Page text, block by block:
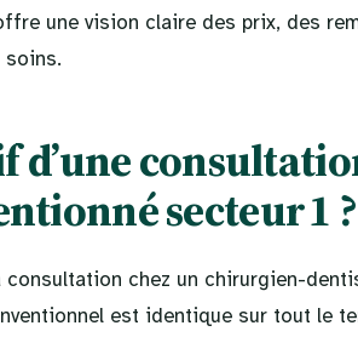
une vision claire des prix, des
soins.
d’une
secteur 1 ?
consultation chez un chirurgien-
est identique sur tout le